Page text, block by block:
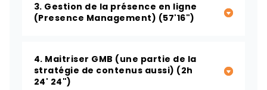
3. Gestion de la présence en ligne
(Presence Management) (57'16")
4. Maitriser GMB (une partie de la
stratégie de contenus aussi) (2h
24' 24")